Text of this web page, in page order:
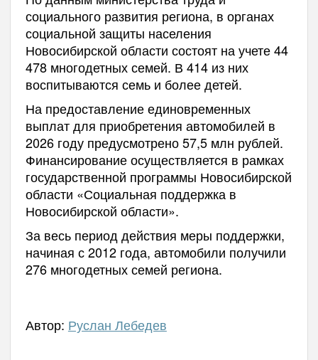
социального развития региона, в органах
социальной защиты населения
Новосибирской области состоят на учете 44
478 многодетных семей. В 414 из них
воспитываются семь и более детей.
На предоставление единовременных
выплат для приобретения автомобилей в
2026 году предусмотрено 57,5 млн рублей.
Финансирование осуществляется в рамках
государственной программы Новосибирской
области «Социальная поддержка в
Новосибирской области».
За весь период действия меры поддержки,
начиная с 2012 года, автомобили получили
276 многодетных семей региона.
Автор: Руслан Лебедев